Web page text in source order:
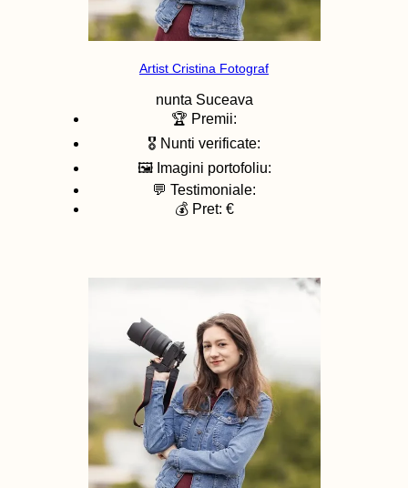
Artist Cristina Fotograf
nunta Suceava
🏆 Premii:
🎖️ Nunti verificate:
🖼️ Imagini portofoliu:
💬 Testimoniale:
💰 Pret: €